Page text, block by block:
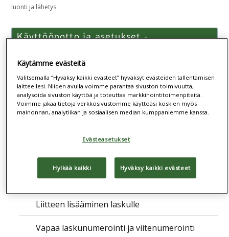
luonti ja lähetys
Käyttöönotto ja asetukset -
Myyntilaskutus - Verkkolaskut.fi
Laskujen luonti ja lähetys
Myyntilaskut
Laskun lähettäminen
Toistuvaislaskut
Liitteen lisääminen laskulle
Vapaa laskunumerointi ja viitenumerointi
Käytämme evästeitä
Valitsemalla “Hyväksy kaikki evästeet” hyväksyt evästeiden tallentamisen
laitteellesi. Niiden avulla voimme parantaa sivuston toimivuutta,
analysoida sivuston käyttöä ja toteuttaa markkinointitoimenpiteitä.
Voimme jakaa tietoja verkkosivustomme käyttöäsi koskien myös
mainonnan, analytiikan ja sosiaalisen median kumppaniemme kanssa.
Evästeasetukset
Hylkää kaikki Hyväksy kaikki evästeet